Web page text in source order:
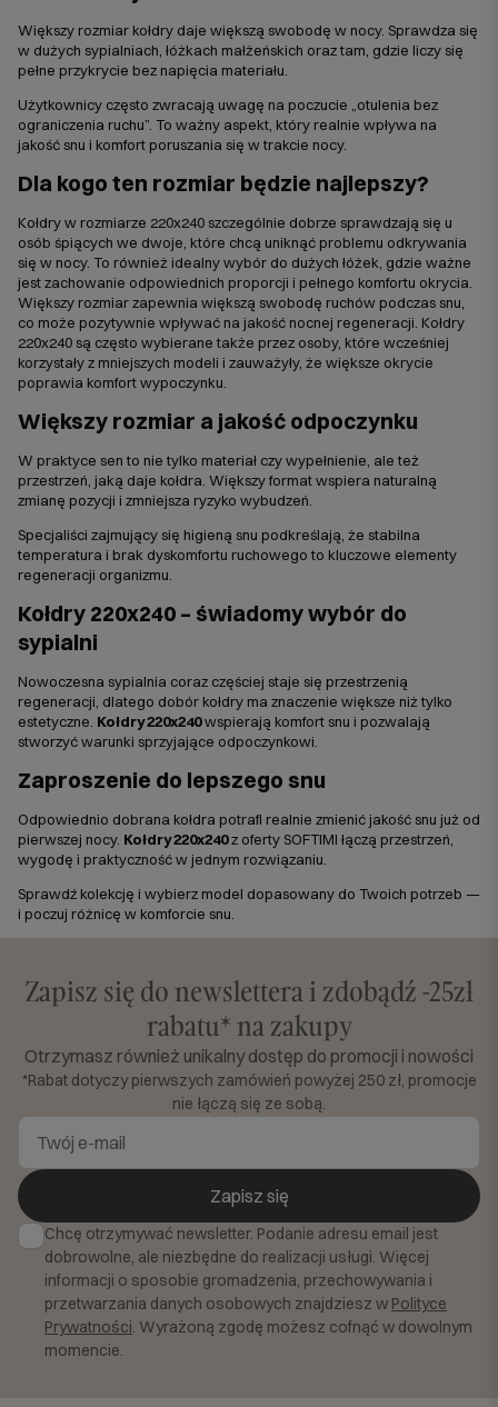
Większy rozmiar kołdry daje większą swobodę w nocy. Sprawdza się
w dużych sypialniach, łóżkach małżeńskich oraz tam, gdzie liczy się
pełne przykrycie bez napięcia materiału.
Użytkownicy często zwracają uwagę na poczucie „otulenia bez
ograniczenia ruchu”. To ważny aspekt, który realnie wpływa na
jakość snu i komfort poruszania się w trakcie nocy.
Dla kogo ten rozmiar będzie najlepszy?
Kołdry w rozmiarze 220x240 szczególnie dobrze sprawdzają się u
osób śpiących we dwoje, które chcą uniknąć problemu odkrywania
się w nocy. To również idealny wybór do dużych łóżek, gdzie ważne
jest zachowanie odpowiednich proporcji i pełnego komfortu okrycia.
Większy rozmiar zapewnia większą swobodę ruchów podczas snu,
co może pozytywnie wpływać na jakość nocnej regeneracji. Kołdry
220x240 są często wybierane także przez osoby, które wcześniej
korzystały z mniejszych modeli i zauważyły, że większe okrycie
poprawia komfort wypoczynku.
Większy rozmiar a jakość odpoczynku
W praktyce sen to nie tylko materiał czy wypełnienie, ale też
przestrzeń, jaką daje kołdra. Większy format wspiera naturalną
zmianę pozycji i zmniejsza ryzyko wybudzeń.
Specjaliści zajmujący się higieną snu podkreślają, że stabilna
temperatura i brak dyskomfortu ruchowego to kluczowe elementy
regeneracji organizmu.
Kołdry 220x240 – świadomy wybór do
sypialni
Nowoczesna sypialnia coraz częściej staje się przestrzenią
regeneracji, dlatego dobór kołdry ma znaczenie większe niż tylko
estetyczne. Kołdry 220x240wspierają komfort snu i pozwalają
stworzyć warunki sprzyjające odpoczynkowi.
Zaproszenie do lepszego snu
Odpowiednio dobrana kołdra potrafi realnie zmienić jakość snu już od
pierwszej nocy. Kołdry 220x240z oferty SOFTIMI łączą przestrzeń,
wygodę i praktyczność w jednym rozwiązaniu.
Sprawdź kolekcję i wybierz model dopasowany do Twoich potrzeb —
i poczuj różnicę w komforcie snu.
Zapisz się do newslettera i zdobądź -25zł
rabatu* na zakupy
Otrzymasz również unikalny dostęp do promocji i nowości
*Rabat dotyczy pierwszych zamówień powyżej 250 zł, promocje
nie łączą się ze sobą.
Zapisz się
Chcę otrzymywać newsletter. Podanie adresu email jest
dobrowolne, ale niezbędne do realizacji usługi. Więcej
informacji o sposobie gromadzenia, przechowywania i
przetwarzania danych osobowych znajdziesz w Polityce
Prywatności. Wyrażoną zgodę możesz cofnąć w dowolnym
momencie.